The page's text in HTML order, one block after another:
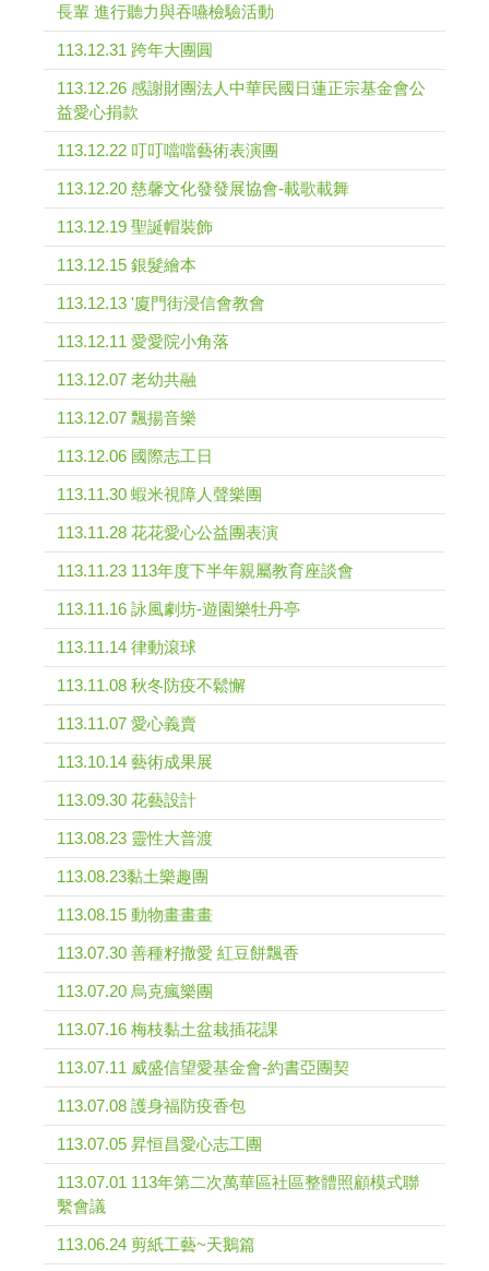
長輩 進行聽力與吞嚥檢驗活動
113.12.31 跨年大團圓
113.12.26 感謝財團法人中華民國日蓮正宗基金會公
益愛心捐款
113.12.22 叮叮噹噹藝術表演團
113.12.20 慈馨文化發發展協會-載歌載舞
113.12.19 聖誕帽裝飾
113.12.15 銀髮繪本
113.12.13 '廈門街浸信會教會
113.12.11 愛愛院小角落
113.12.07 老幼共融
113.12.07 飄揚音樂
113.12.06 國際志工日
113.11.30 蝦米視障人聲樂團
113.11.28 花花愛心公益團表演
113.11.23 113年度下半年親屬教育座談會
113.11.16 詠風劇坊-遊園樂牡丹亭
113.11.14 律動滾球
113.11.08 秋冬防疫不鬆懈
113.11.07 愛心義賣
113.10.14 藝術成果展
113.09.30 花藝設計
113.08.23 靈性大普渡
113.08.23黏土樂趣團
113.08.15 動物畫畫畫
113.07.30 善種籽撒愛 紅豆餅飄香
113.07.20 烏克瘋樂團
113.07.16 梅枝黏土盆栽插花課
113.07.11 威盛信望愛基金會-約書亞團契
113.07.08 護身福防疫香包
113.07.05 昇恒昌愛心志工團
113.07.01 113年第二次萬華區社區整體照顧模式聯
繫會議
113.06.24 剪紙工藝~天鵝篇